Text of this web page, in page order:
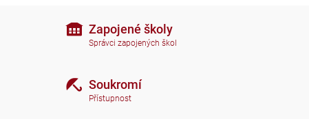
Zapojené školy
Správci zapojených škol
Soukromí
Přístupnost